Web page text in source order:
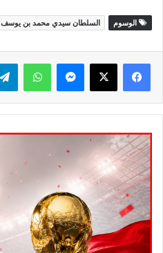
الوسوم السلطان سيدي محمد بن يوسف
واتساب